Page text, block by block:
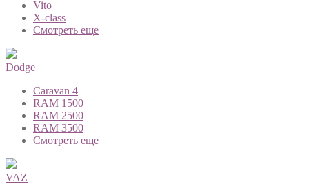
Vito
X-class
Смотреть еще
Dodge
Caravan 4
RAM 1500
RAM 2500
RAM 3500
Смотреть еще
VAZ